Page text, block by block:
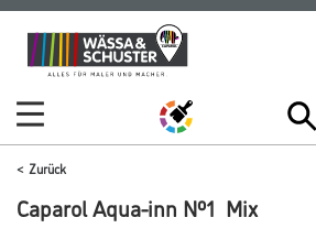
Zum
Inhalt
Zum
Navigationsmenü
Zurück
Caparol Aqua-inn Nº1 Mix